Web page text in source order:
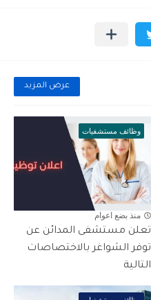
عرض المزيد
وظائف مستشفيات
منذ بضع اعوام
تعلن مستشفى المدائن عن
توفر الشواغر بالاختصاصات
التالية